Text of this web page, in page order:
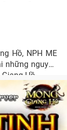
Hồ, NPH ME
nguyên
Hồ.